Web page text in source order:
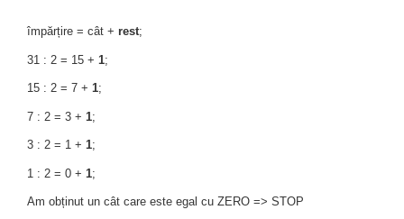
împărțire = cât + rest;
31 : 2 = 15 + 1;
15 : 2 = 7 + 1;
7 : 2 = 3 + 1;
3 : 2 = 1 + 1;
1 : 2 = 0 + 1;
Am obținut un cât care este egal cu ZERO => STOP